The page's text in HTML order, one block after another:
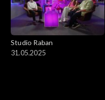
Studio Raban
31.05.2025